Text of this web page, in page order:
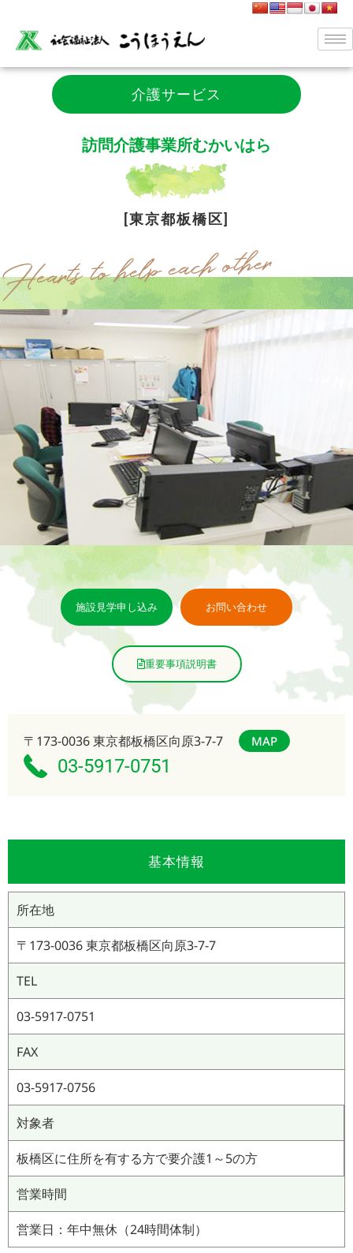
介護サービス
訪問介護事業所むかいはら
[東京都板橋区]
施設見学申し込み お問い合わせ
重要事項説明書
〒173-0036 東京都板橋区向原3-7-7 MAP
03-5917-0751
基本情報
所在地
〒173-0036 東京都板橋区向原3-7-7
TEL
03-5917-0751
FAX
03-5917-0756
対象者
板橋区に住所を有する方で要介護1～5の方
営業時間
営業日：年中無休（24時間体制）